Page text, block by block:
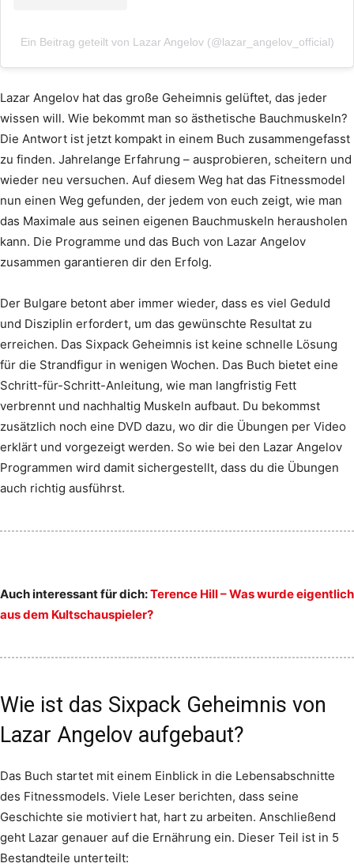
Ein Beitrag geteilt von Lazar Angelov (@lazar_angelov_official)
Lazar Angelov hat das große Geheimnis gelüftet, das jeder
wissen will. Wie bekommt man so ästhetische Bauchmuskeln?
Die Antwort ist jetzt kompakt in einem Buch zusammengefasst
zu finden. Jahrelange Erfahrung – ausprobieren, scheitern und
wieder neu versuchen. Auf diesem Weg hat das Fitnessmodel
nun einen Weg gefunden, der jedem von euch zeigt, wie man
das Maximale aus seinen eigenen Bauchmuskeln herausholen
kann. Die Programme und das Buch von Lazar Angelov
zusammen garantieren dir den Erfolg.
Der Bulgare betont aber immer wieder, dass es viel Geduld
und Disziplin erfordert, um das gewünschte Resultat zu
erreichen. Das Sixpack Geheimnis ist keine schnelle Lösung
für die Strandfigur in wenigen Wochen. Das Buch bietet eine
Schritt-für-Schritt-Anleitung, wie man langfristig Fett
verbrennt und nachhaltig Muskeln aufbaut. Du bekommst
zusätzlich noch eine DVD dazu, wo dir die Übungen per Video
erklärt und vorgezeigt werden. So wie bei den Lazar Angelov
Programmen wird damit sichergestellt, dass du die Übungen
auch richtig ausführst.
Auch interessant für dich:Terence Hill – Was wurde eigentlich
aus dem Kultschauspieler?
Wie ist das Sixpack Geheimnis von
Lazar Angelov aufgebaut?
Das Buch startet mit einem Einblick in die Lebensabschnitte
des Fitnessmodels. Viele Leser berichten, dass seine
Geschichte sie motiviert hat, hart zu arbeiten. Anschließend
geht Lazar genauer auf die Ernährung ein. Dieser Teil ist in 5
Bestandteile unterteilt: